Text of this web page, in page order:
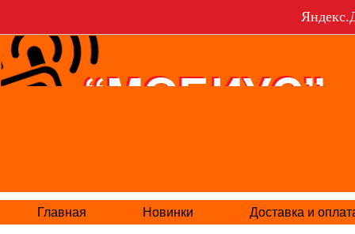
Главная Новинки Доставка и